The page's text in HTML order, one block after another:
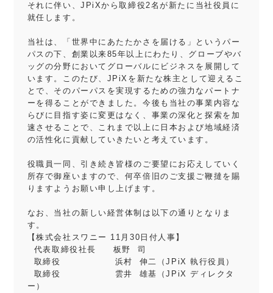
それに伴い、JPiXから取締役2名が新たに当社役員に
就任します。
当社は、「世界中にあたたかさを届ける」というパー
パスの下、創業以来85年以上にわたり、グローブやバ
ッグの分野においてグローバルにビジネスを展開して
います。このたび、JPiXを新たな株主として迎えるこ
とで、そのパーパスを実現するための強力なパートナ
ーを得ることができました。今後も当社の事業内容な
らびに目指す姿に変更はなく、事業の深化と探索を加
速させることで、これまで以上に日本および地域経済
の活性化に貢献していきたいと考えています。
役職員一同、引き続き皆様のご要望にお応えしていく
所存で御座いますので、何卒倍旧のご支援ご鞭撻を賜
りますようお願い申し上げます。
なお、当社の新しい経営体制は以下の通りとなりま
す。
【株式会社スワニー 11月30日付人事】
代表取締役社長 板野 司
取締役 浜村 伸二（JPiX 執行役員）
取締役 雲井 雄基（JPiX ディレクタ
ー）